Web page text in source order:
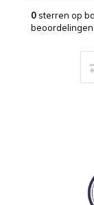
0sterren op
beoordelingen